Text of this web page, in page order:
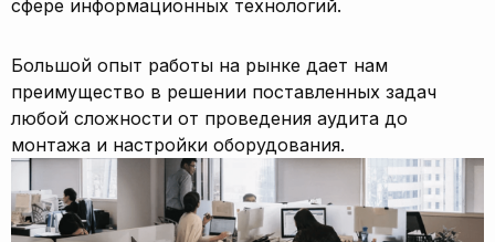
сфере информационных технологий.
Большой опыт работы на рынке дает нам
преимущество в решении поставленных задач
любой сложности от проведения аудита до
монтажа и настройки оборудования.